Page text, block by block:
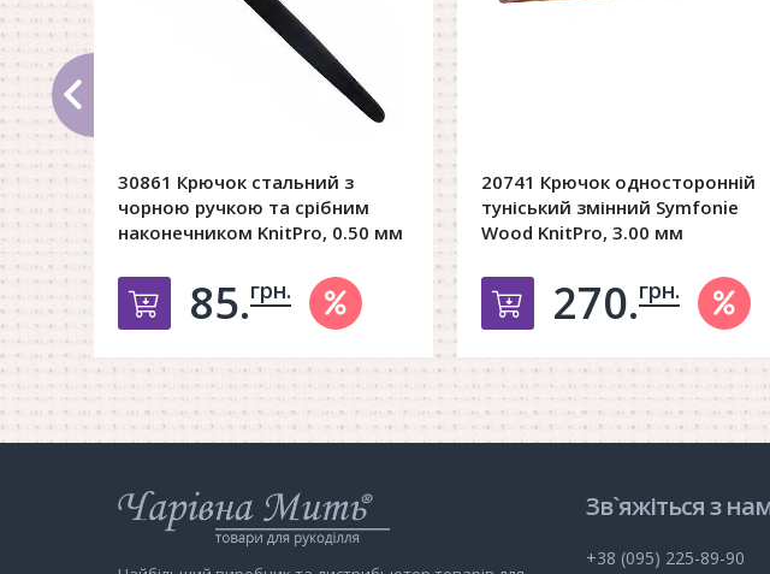
30861 Крючок стальний з
чорною ручкою та срібним
наконечником KnitPro, 0.50 мм
Добавить в корзину
85.грн.
20741 Крючок односторонній
туніський змінний Symfonie
Wood KnitPro, 3.00 мм
Добавить в корзину
270.грн.
Інтернет-
магазин
Мить
Зв`яжіться з
+38 (095) 225-89-90